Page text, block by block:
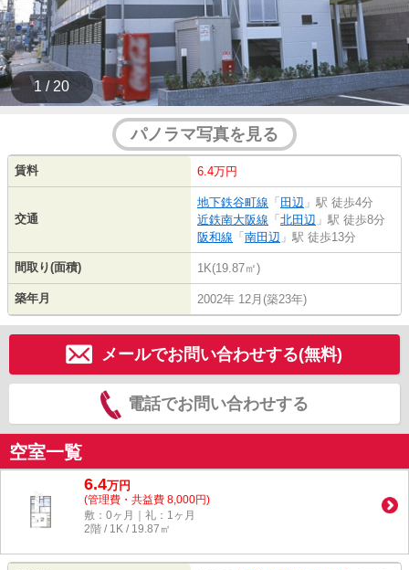
1 / 20
パノラマ写真を見る
賃料 6.4万円
交通
地下鉄谷町線 「 田辺 」駅 徒歩4分
近鉄南大阪線 「 北田辺 」駅 徒歩8分
阪和線 「 南田辺 」駅 徒歩13分
間取り(面積) 1K(19.87㎡)
築年月 2002年 12月(築23年)
メールでお問い合わせする(無料)
電話でお問い合わせする
空室一覧
6.4万円
(管理費・共益費 8,000円)
敷：0ヶ月｜礼：1ヶ月
2階 / 1K / 19.87㎡